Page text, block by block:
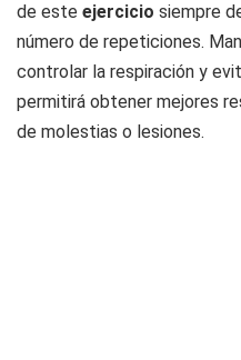
de este ejercicio siempre
número de repeticiones.
controlar la respiración y
permitirá obtener mejores
de molestias o lesiones.